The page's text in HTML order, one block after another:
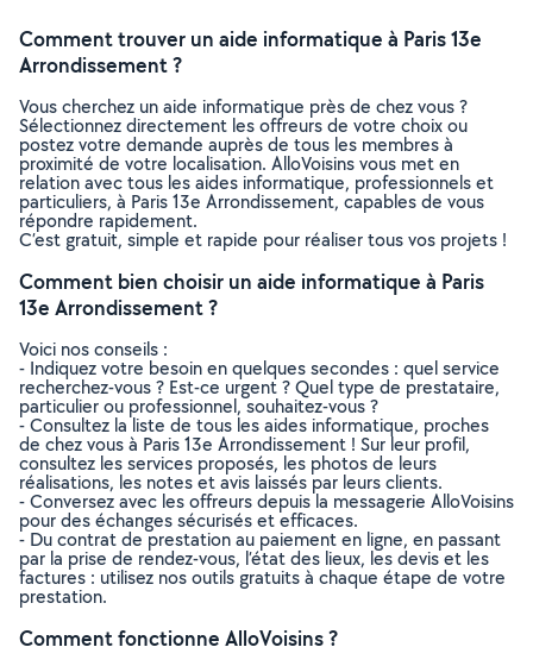
Comment trouver un aide informatique à Paris 13e
Arrondissement ?
Vous cherchez un aide informatique près de chez vous ?
Sélectionnez directement les offreurs de votre choix ou
postez votre demande auprès de tous les membres à
proximité de votre localisation. AlloVoisins vous met en
relation avec tous les aides informatique, professionnels et
particuliers, à Paris 13e Arrondissement, capables de vous
répondre rapidement.
C’est gratuit, simple et rapide pour réaliser tous vos projets !
Comment bien choisir un aide informatique à Paris
13e Arrondissement ?
Voici nos conseils :
- Indiquez votre besoin en quelques secondes : quel service
recherchez-vous ? Est-ce urgent ? Quel type de prestataire,
particulier ou professionnel, souhaitez-vous ?
- Consultez la liste de tous les aides informatique, proches
de chez vous à Paris 13e Arrondissement ! Sur leur profil,
consultez les services proposés, les photos de leurs
réalisations, les notes et avis laissés par leurs clients.
- Conversez avec les offreurs depuis la messagerie AlloVoisins
pour des échanges sécurisés et efficaces.
- Du contrat de prestation au paiement en ligne, en passant
par la prise de rendez-vous, l’état des lieux, les devis et les
factures : utilisez nos outils gratuits à chaque étape de votre
prestation.
Comment fonctionne AlloVoisins ?